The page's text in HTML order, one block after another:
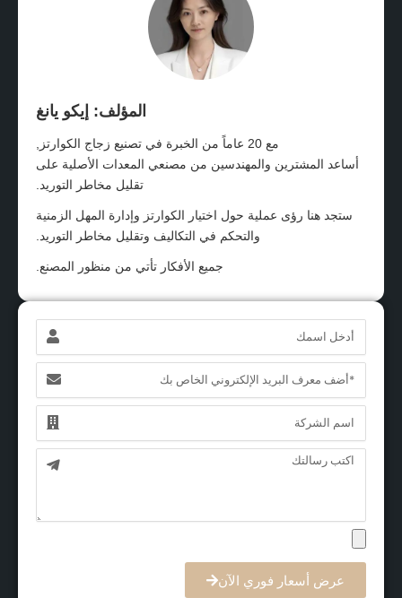
المؤلف: إيكو يانغ
مع 20 عاماً من الخبرة في تصنيع زجاج الكوارتز,
أساعد المشترين والمهندسين من مصنعي المعدات الأصلية على
تقليل مخاطر التوريد.
ستجد هنا رؤى عملية حول اختيار الكوارتز وإدارة المهل الزمنية
والتحكم في التكاليف وتقليل مخاطر التوريد.
جميع الأفكار تأتي من منظور المصنع.
الاسم
البريد
الإلكتروني
الاسم
الرسالة
عرض أسعار فوري الآن